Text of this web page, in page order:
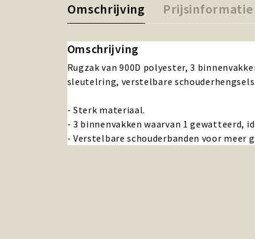
Omschrijving Prijsinformatie
Omschrijving
Rugzak van 900D polyester, 3
sleutelring, verstelbare schouderhengsels.
- Sterk materiaal.
- 3 binnenvakken waarvan 1 gewatteerd,
- Verstelbare schouderbanden voor meer